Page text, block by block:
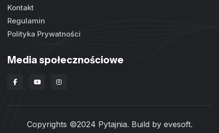
Kontakt
Regulamin
Polityka Prywatności
Media społecznościowe
Copyrights ©2024 Pytajnia. Build by evesoft.